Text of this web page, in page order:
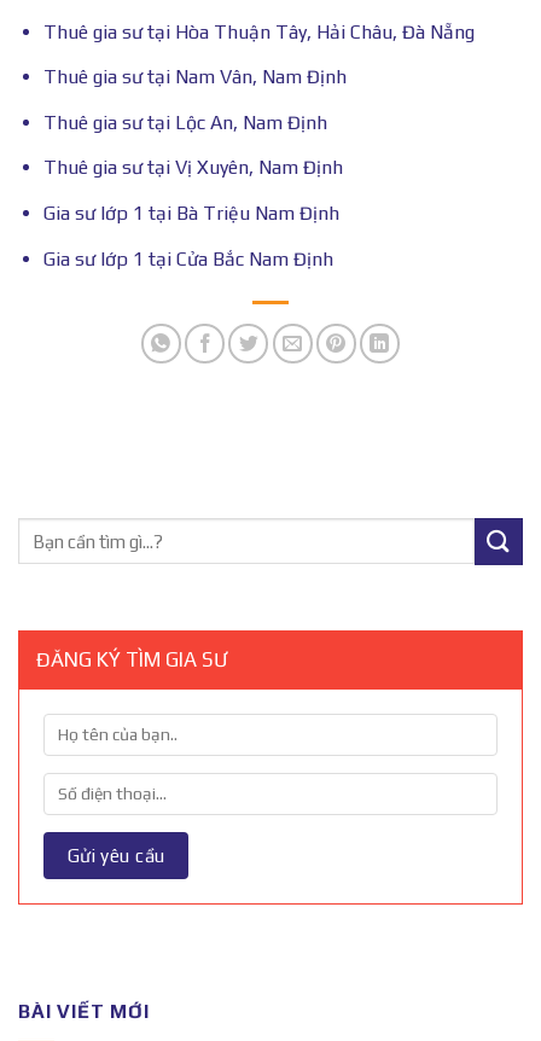
Thuê gia sư tại Hòa Thuận Tây, Hải Châu, Đà Nẵng
Thuê gia sư tại Nam Vân, Nam Định
Thuê gia sư tại Lộc An, Nam Định
Thuê gia sư tại Vị Xuyên, Nam Định
Gia sư lớp 1 tại Bà Triệu Nam Định
Gia sư lớp 1 tại Cửa Bắc Nam Định
ĐĂNG KÝ TÌM GIA SƯ
BÀI VIẾT MỚI